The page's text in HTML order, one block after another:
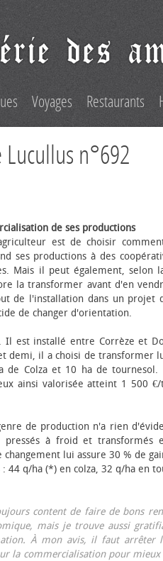
Voyages Restaurants
n°692
de ses productions
est de choisir
ses productions à des
Mais il peut également, selon
la transformer avant d'en
de l'installation dans un projet
de changer d'orientation.
Il est installé entre Corrèze et
demi, il a choisi de transformer
de Colza et 10 ha de tournesol.
ainsi valorisée atteint 1 500
de production n'a rien
pressés à froid et transformés
lui assure 30 % de
44 q/ha (*) en colza, 32 q/ha en
content de faire de bons
mais je trouve aussi
À mon avis, il faut arrêter
la commercialisation pour